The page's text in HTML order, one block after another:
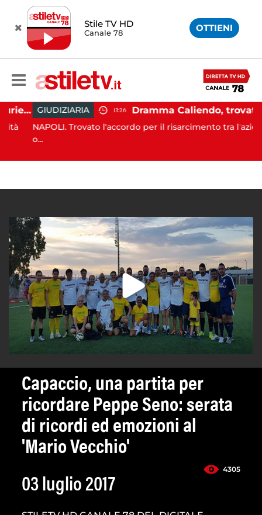
Stile TV HD
Canale 78 OTTIENI
Capaccio Paestum, ingiurie alla Polizia Municipale sui social: indagato un cittadino GIUDIZIARIA 13:26 Dramma Caliendo, trovato accordo sul risarcimento tra famiglia e "Monaldi"
NAPOLI. Trovato l'accordo per il risarcimento tra l'azienda
Capaccio, una partita per
ricordare Peppe Seno: serata
di ricordi ed emozioni al
'Mario Vecchio'
4305
03 luglio 2017